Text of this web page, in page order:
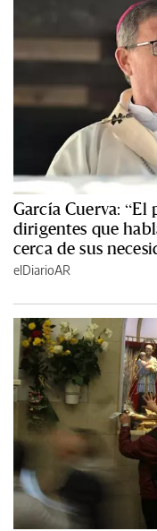
García Cuerva: “El
dirigentes que
cerca de sus
elDiarioAR